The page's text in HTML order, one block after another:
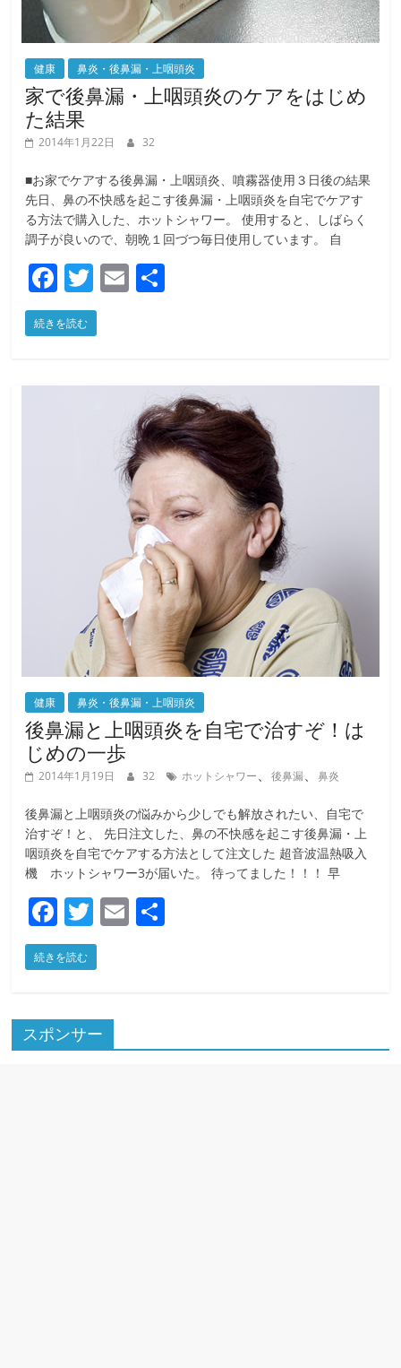
健康 鼻炎・後鼻漏・上咽頭炎
家で後鼻漏・上咽頭炎のケアをはじめ
た結果
2014年1月22日 32
■お家でケアする後鼻漏・上咽頭炎、噴霧器使用３日後の結果
先日、鼻の不快感を起こす後鼻漏・上咽頭炎を自宅でケアす
る方法で購入した、ホットシャワー。 使用すると、しばらく
調子が良いので、朝晩１回づつ毎日使用しています。 自
F
a
c
b
T
w
itt
E
続きを読む
健康 鼻炎・後鼻漏・上咽頭炎
後鼻漏と上咽頭炎を自宅で治すぞ！は
じめの一歩
2014年1月19日 32 ホットシャワー、後鼻漏、鼻炎
後鼻漏と上咽頭炎の悩みから少しでも解放されたい、自宅で
治すぞ！と、 先日注文した、鼻の不快感を起こす後鼻漏・上
咽頭炎を自宅でケアする方法として注文した 超音波温熱吸入
機 ホットシャワー3が届いた。 待ってました！！！ 早
F
a
c
b
o
T
w
itt
E
続きを読む
スポンサー